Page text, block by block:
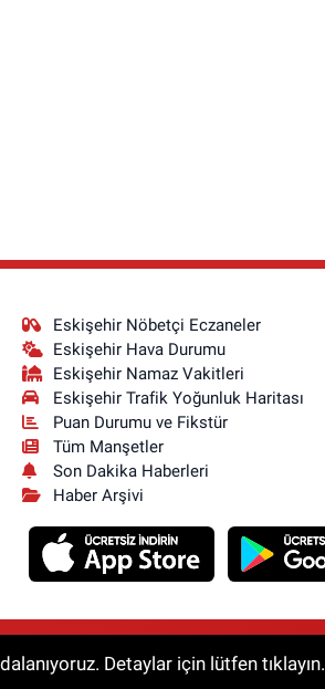
Eskişehir Nöbetçi Eczaneler
Eskişehir Hava Durumu
Eskişehir Namaz Vakitleri
Eskişehir Trafik Yoğunluk Haritası
Puan Durumu ve Fikstür
Tüm Manşetler
Son Dakika Haberleri
Haber Arşivi
Detaylar için lütfen tıklayın.